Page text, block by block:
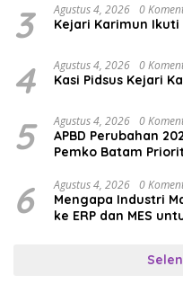
3 Agustus 4, 2026 0
Kejari Karimun
4 Agustus 4, 2026 0
Kasi Pidsus Kejari
5 Agustus 4, 2026 0
APBD Perubahan
Pemko Batam
6 Agustus 4, 2026 0
Mengapa Industri
ke ERP dan MES